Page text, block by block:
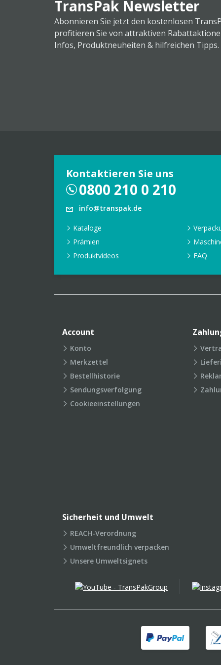
TransPak Newsletter
Abonnieren Sie jetzt den kostenlosen
profitieren Sie von attraktiven
Infos, Produktneuheiten & hilfreichen Tipps.
Kontaktieren Sie uns
0800 210 0 210
info@transpak.de
Kataloge
Prämien
Produktvideos
FAQ
Account
Konto
Merkzettel
Bestellhistorie
Sendungsverfolgung
Cookieeinstellungen
Sicherheit und Umwelt
REACH-Verordnung
Umweltfreundlich verpacken
Unsere Umweltsignets